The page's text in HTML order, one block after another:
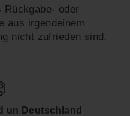
oder
aus irgendeinem
nicht zufrieden sind.
un Deutschland